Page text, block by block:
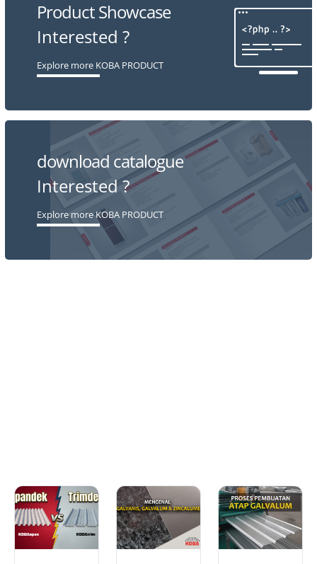
Product Showcase
Interested ?
Explore more KOBA PRODUCT
download catalogue
Interested ?
Explore more KOBA PRODUCT